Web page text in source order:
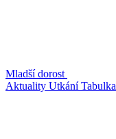
Mladší dorost
Aktuality UtkáníTabulka